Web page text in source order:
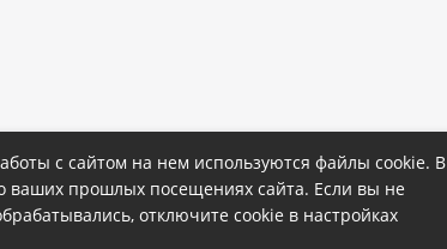
с сайтом на нем используются файлы cookie. В
ваших прошлых посещениях сайта. Если вы не
отключите cookie в настройках